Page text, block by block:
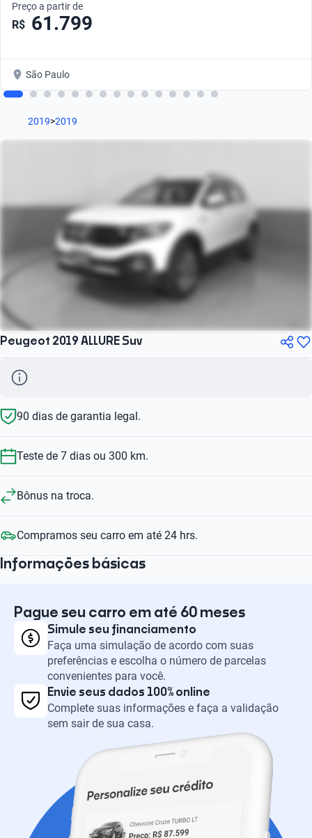
Preço a partir de
R$ 61.799
São Paulo
2019>2019
Peugeot 2019 ALLURE Suv
90 dias de garantia legal.
Teste de 7 dias ou 300 km.
Bônus na troca.
Compramos seu carro em até 24 hrs.
Informações básicas
Pague seu carro em até 60 meses
Simule seu financiamento
Faça uma simulação de acordo com suas
preferências e escolha o número de parcelas
convenientes para você.
Envie seus dados 100% online
Complete suas informações e faça a validação
sem sair de sua casa.